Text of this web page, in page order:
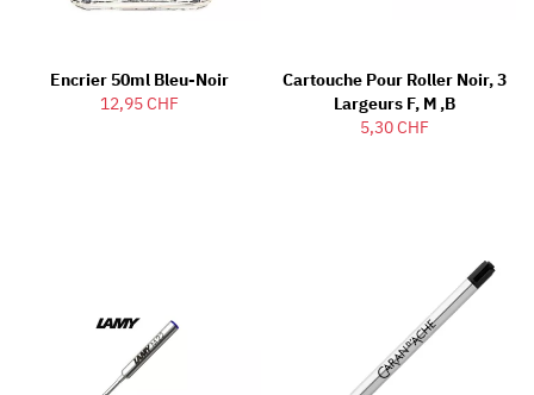
Encrier 50ml Bleu-Noir
12,95 CHF
Cartouche Pour Roller Noir, 3
Largeurs F, M ,B
5,30 CHF